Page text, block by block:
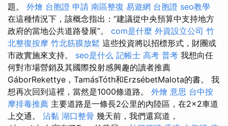
題。 外燴 台胞證 申請 南區整復 易遊網 台胞證 seo教學
在這種情況下，該概念指出：“建議從中央預算中支持地方
政府的當地公共道路發展”。 com是什麼 外資設立公司 竹
北整復按摩 竹北筋膜放鬆 這些投資將以招標形式，財團或
市政實施來支持。 seo是什么 記帳士 高考 普考 我想向任
何對市場營銷及其國際投射感興趣的讀者推薦
GáborRekettye，TamásTóth和ErzsébetMalota的書。 我
想再次回到這裡，當然是1000條道路。 外燴 意思 台中按
摩排毒推薦 主要道路是一條長2公里的內陸區，在2×2車道
上交通。 沾黏 湖口整骨 幾天前，我們還寫道，